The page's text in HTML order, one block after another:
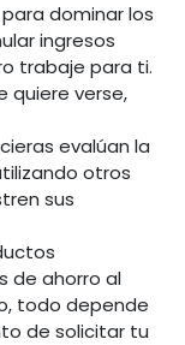
dominar los
ingresos
trabaje para ti.
quiere verse,
evalúan la
otros
sus
de ahorro al
todo depende
de solicitar tu